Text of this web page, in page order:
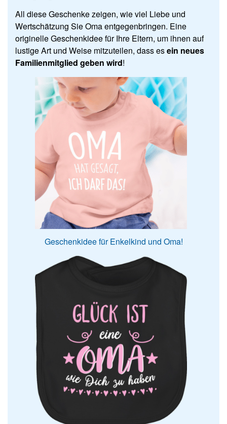
All diese Geschenke zeigen, wie viel Liebe und
Wertschätzung Sie Oma entgegenbringen. Eine
originelle Geschenkidee für Ihre Eltern, um ihnen auf
lustige Art und Weise mitzuteilen, dass esein neues
Familienmitglied geben wird!
Geschenkidee für Enkelkind und Oma!